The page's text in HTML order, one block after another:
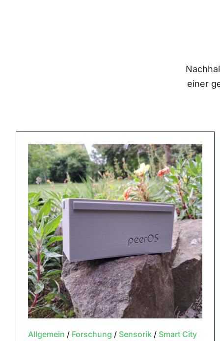
einer
Allgemein / Forschung / Sensorik/ Smart City